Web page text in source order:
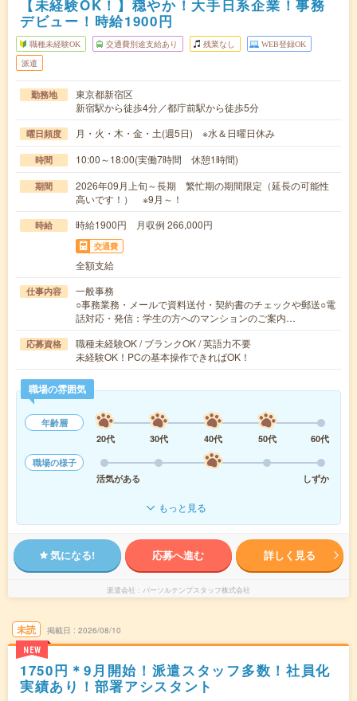
【未経験OK！】穏やか！大手日系企業！事務
デビュー！時給1900円
職種未経験OK 交通費別途支給あり 残業なし WEB登録OK
派遣
勤務地
東京都新宿区
新宿駅から徒歩4分／都庁前駅から徒歩5分
曜日頻度 月・火・木・金・土(週5日) ※水＆日曜日休み
時間 10:00～18:00(実働7時間 休憩1時間)
期間
2026年09月上旬～長期 繁忙期の期間限定（延長の可能性
高いです！） ※9月～！
時給 時給1900円 月収例 266,000円
交通費
全額支給
仕事内容
一般事務
○事務業務・メールで資料送付・契約書のチェックや郵送○電
話対応・発信：学生の方へのマンションのご案内…
応募資格
職種未経験OK / ブランクOK / 英語力不要
未経験OK！PCの基本操作できればOK！
職場の雰囲気
年齢層
20代
30代 40代 50代
60代
職場の様子
活気がある
しずか
もっと見る
気になる! 応募へ進む 詳しく見る
派遣会社 パーソルテンプスタッフ株式会社
未読
NEW
掲載日 2026/08/10
1750円＊9月開始！派遣スタッフ多数！社員化
実績あり！部署アシスタント